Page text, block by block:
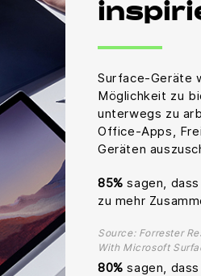
Surface-Geräte
Möglichkeit zu
unterwegs zu
Office-Apps,
Geräten
85% sagen,
zu mehr
Source: Forrester
With Microsoft
80% sagen,